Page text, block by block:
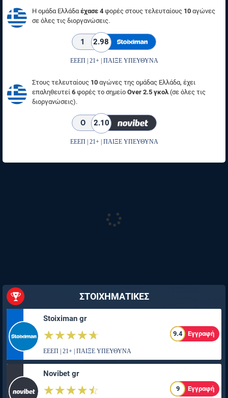
Η ομάδα Ελλάδαέχασε 4 φορές στους τελευταίους 10 αγώνες
σε όλες τις διοργανώσεις.
1 2.98
ΕΕΕΠ | 21+ | ΠΑΙΞΕ ΥΠΕΥΘΥΝΑ
Στους τελευταίους 10 αγώνες της ομάδας Ελλάδα, έχει
επαληθευτεί 6 φορές το σημείο Over 2.5 γκολ (σε όλες τις
διοργανώσεις).
O 2.10
ΕΕΕΠ | 21+ | ΠΑΙΞΕ ΥΠΕΥΘΥΝΑ
ΣΤΟΙΧΗΜΑΤΙΚΕΣ
Stoiximan gr
☆☆☆☆☆
★★★★★ 9.4 Εγγραφή
ΕΕΕΠ | 21+ | ΠΑΙΞΕ ΥΠΕΥΘΥΝΑ
Novibet gr
☆☆☆☆☆
★★★★★ 9 Εγγραφή